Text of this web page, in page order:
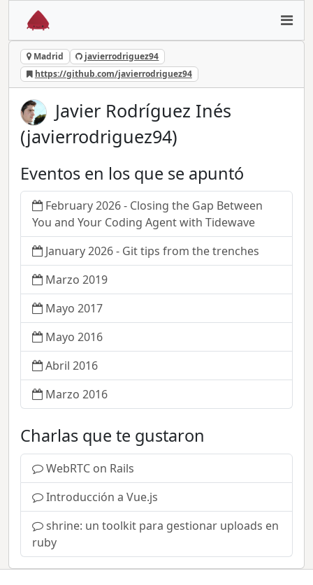
Madrid
javierrodriguez94
https://github.com/javierrodriguez94
Javier Rodríguez Inés
(javierrodriguez94)
Eventos en los que se apuntó
February 2026 - Closing the Gap Between
You and Your Coding Agent with Tidewave
January 2026 - Git tips from the trenches
Marzo 2019
Mayo 2017
Mayo 2016
Abril 2016
Marzo 2016
Charlas que te gustaron
WebRTC on Rails
Introducción a Vue.js
shrine: un toolkit para gestionar uploads en
ruby